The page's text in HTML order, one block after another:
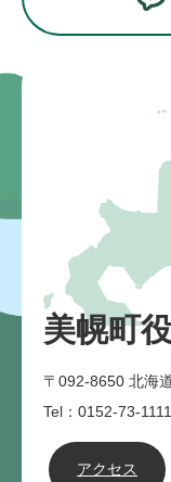
美幌町
〒092-8650 北海
Tel：0152-73-
アクセス